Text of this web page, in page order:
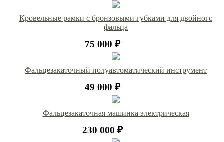
Кровельные рамки с бронзовыми губками для двойного
фальца
75 000 ₽
Фальцезакаточный полуавтоматический инструмент
49 000 ₽
Фальцезакаточная машинка электрическая
230 000 ₽